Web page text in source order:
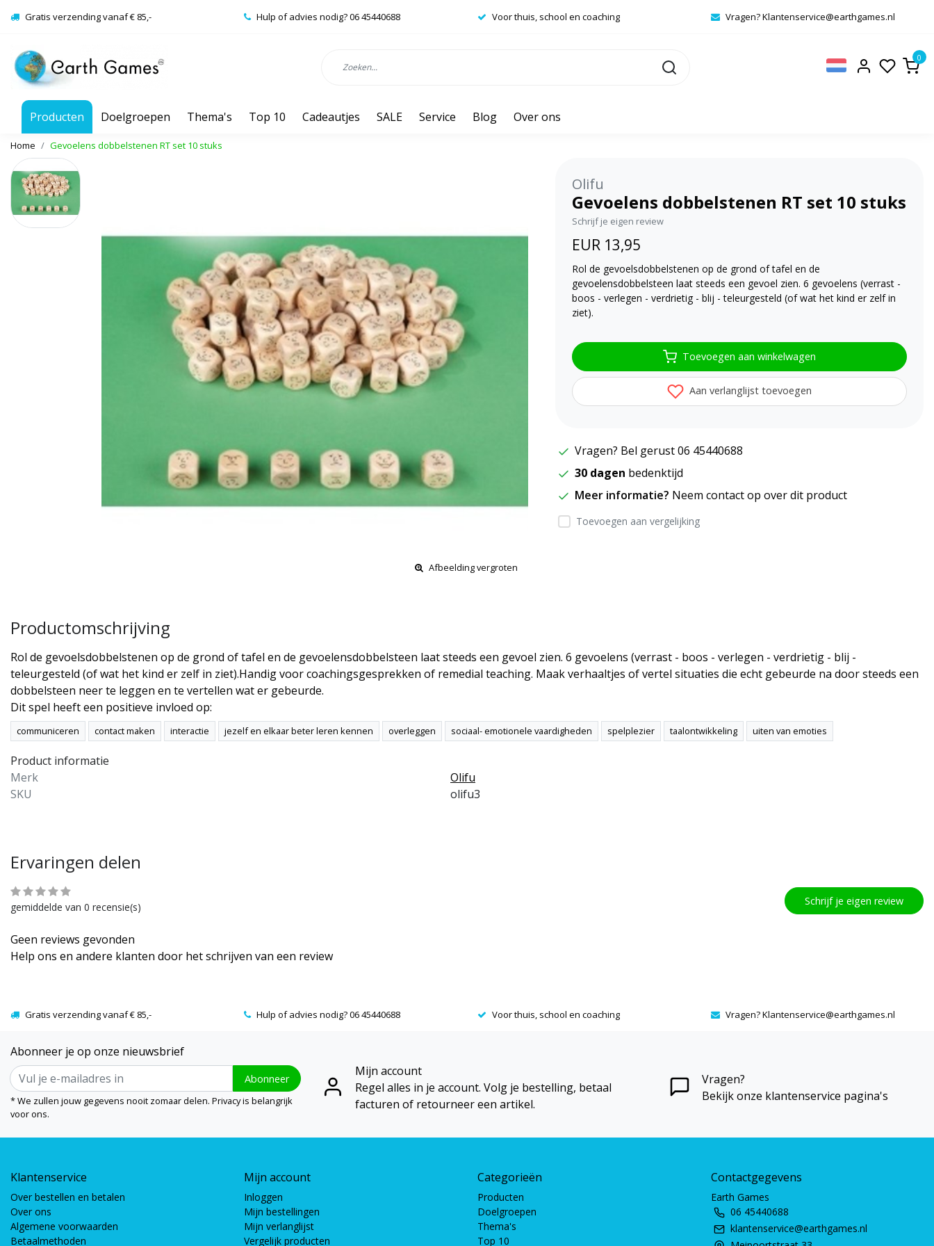
Gratis verzending vanaf € 85,- Hulp of advies nodig? 06 45440688 Voor thuis, school en coaching Vragen?Klantenservice@earthgames.nl
0
Producten Doelgroepen Thema's Top 10 Cadeautjes SALE Service Blog Over ons
Home Gevoelens dobbelstenen RT set 10 stuks
Afbeelding vergroten
Olifu
Gevoelens dobbelstenen RT set 10 stuks
Schrijf je eigen review
EUR 13,95
Rol de gevoelsdobbelstenen op de grond of tafel en de
gevoelensdobbelsteen laat steeds een gevoel zien. 6 gevoelens (verrast -
boos - verlegen - verdrietig - blij - teleurgesteld (of wat het kind er zelf in
ziet).
Toevoegen aan winkelwagen
Aan verlanglijst toevoegen
Vragen? Bel gerust 06 45440688
30 dagen bedenktijd
Meer informatie? Neem contact op over dit product
Toevoegen aan vergelijking
Productomschrijving
Rol de gevoelsdobbelstenen op de grond of tafel en de gevoelensdobbelsteen laat steeds een gevoel zien. 6 gevoelens (verrast - boos - verlegen - verdrietig - blij -
teleurgesteld (of wat het kind er zelf in ziet).Handig voor coachingsgesprekken of remedial teaching. Maak verhaaltjes of vertel situaties die echt gebeurde na door steeds een
dobbelsteen neer te leggen en te vertellen wat er gebeurde.
Dit spel heeft een positieve invloed op:
communiceren contact maken interactie jezelf en elkaar beter leren kennen overleggen sociaal- emotionele vaardigheden spelplezier taalontwikkeling uiten van emoties
Product informatie
Merk
Olifu
SKU
olifu3
Ervaringen delen
gemiddelde van 0 recensie(s) Schrijf je eigen review
Geen reviews gevonden
Help ons en andere klanten door het schrijven van een review
Gratis verzending vanaf € 85,- Hulp of advies nodig? 06 45440688 Voor thuis, school en coaching Vragen?Klantenservice@earthgames.nl
Abonneer je op onze nieuwsbrief
Abonneer
* We zullen jouw gegevens nooit zomaar delen. Privacy is belangrijk
voor ons.
Mijn account
Regel alles in je account. Volg je bestelling, betaal
facturen of retourneer een artikel.
Vragen?
Bekijk onze klantenservice pagina's
Klantenservice
Over bestellen en betalen
Over ons
Algemene voorwaarden
Betaalmethoden
Mijn account
Inloggen
Mijn bestellingen
Mijn verlanglijst
Vergelijk producten
Categorieën
Producten
Doelgroepen
Thema's
Top 10
Contactgegevens
Earth Games
06 45440688
klantenservice@earthgames.nl